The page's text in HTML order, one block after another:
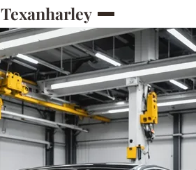
Texanharley